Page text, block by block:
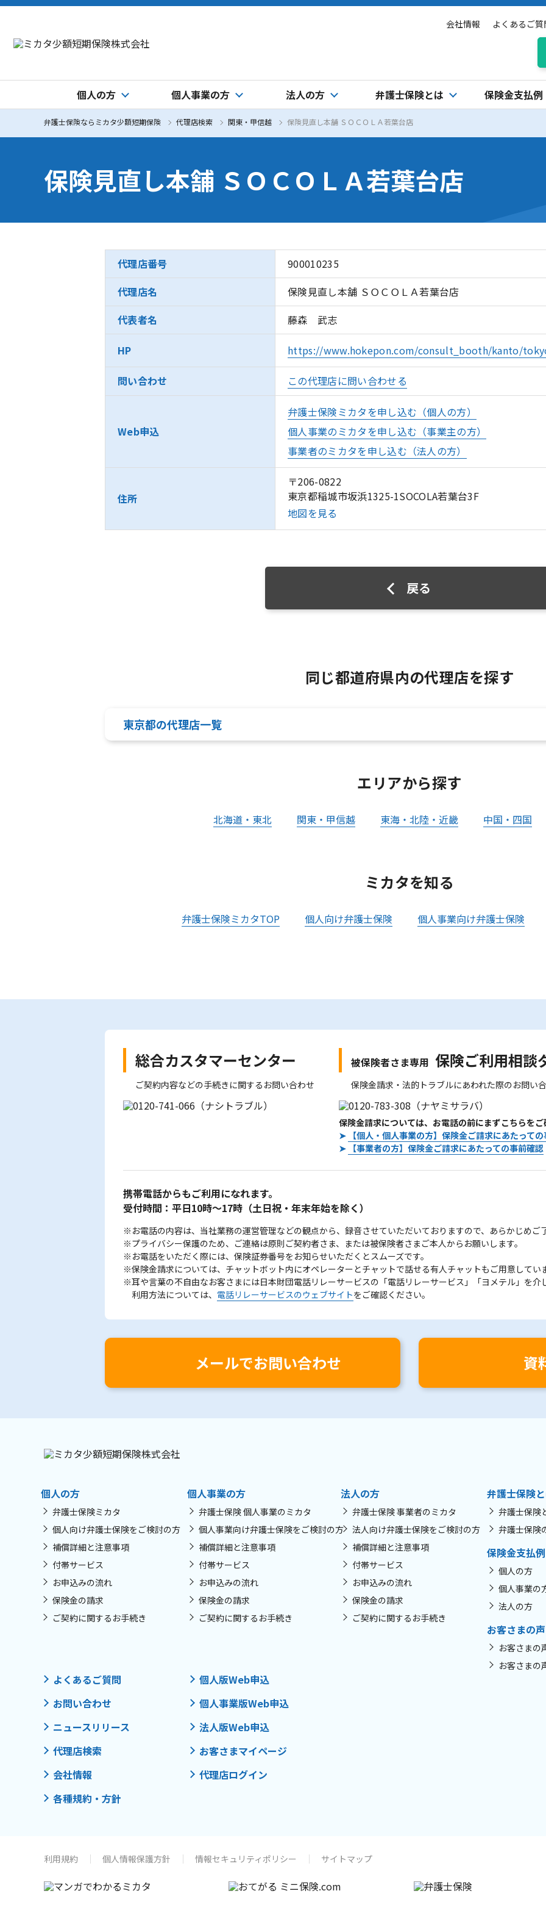
会社情報 よくあるご質
個人の方 個人事業の方 法人の方 弁護士保険とは 保険金支払例
弁護士保険ならミカタ少額短期保険 代理店検索 関東・甲信越 保険見直し本舗 ＳＯＣＯＬＡ若葉台店
保険見直し本舗 ＳＯＣＯＬＡ若葉台店
代理店番号
900010235
代理店名
保険見直し本舗 ＳＯＣＯＬＡ若葉台店
代表者名
藤森 武志
HP https://www.hokepon.com/consult_booth/kanto/
問い合わせ この代理店に問い合わせる
Web申込
弁護士保険ミカタを申し込む（個人の方）
個人事業のミカタを申し込む（事業主の方）
事業者のミカタを申し込む（法人の方）
住所
〒206-0822
東京都稲城市坂浜1325-1SOCOLA若葉台3F
地図を見る
戻る
同じ都道府県内の代理店を探す
東京都の代理店一覧
エリアから探す
北海道・東北 関東・甲信越 東海・北陸・近畿 中国・四国
ミカタを知る
弁護士保険ミカタTOP 個人向け弁護士保険 個人事業向け弁護士保険
総合カスタマーセンター
ご契約内容などの手続きに関するお問い合わせ
被保険者さま専用 保険ご利用相談
保険金請求・法的トラブルにあわれた際のお問い
保険金請求については、お電話の前にまずこちらをご
➤ 【個人・個人事業の方】保険金ご請求にあたって
➤ 【事業者の方】保険金ご請求にあたっての事前確認
携帯電話からもご利用になれます。
受付時間：平日10時～17時 （土日祝・年末年始を除く）
※お電話の内容は、当社業務の運営管理などの観点から、録音させていただいておりますので、あらかじめご
※プライバシー保護のため、ご連絡は原則ご契約者さま、または被保険者さまご本人からお願いします。
※お電話をいただく際には、保険証券番号をお知らせいただくとスムーズです。
※保険金請求については、チャットボット内にオペレーターとチャットで話せる有人チャットもご用意してい
※耳や言葉の不自由なお客さまには日本財団電話リレーサービスの「電話リレーサービス」「ヨメテル」を介
利用方法については、 電話リレーサービスのウェブサイトをご確認ください。
メールでお問い合わせ 資
個人の方
弁護士保険ミカタ
個人向け弁護士保険をご検討の方
補償詳細と注意事項
付帯サービス
お申込みの流れ
保険金の請求
ご契約に関するお手続き
個人事業の方
弁護士保険 個人事業のミカタ
個人事業向け弁護士保険をご検討の方
補償詳細と注意事項
付帯サービス
お申込みの流れ
保険金の請求
ご契約に関するお手続き
法人の方
弁護士保険 事業者のミカタ
法人向け弁護士保険をご検討の方
補償詳細と注意事項
付帯サービス
お申込みの流れ
保険金の請求
ご契約に関するお手続き
弁護士保険
弁護士保険
弁護士保険
保険金支払例
個人の方
個人事業の
法人の方
お客さまの声
お客さまの
お客さまの
よくあるご質問
お問い合わせ
ニュースリリース
代理店検索
会社情報
各種規約・方針
個人版Web申込
個人事業版Web申込
法人版Web申込
お客さまマイページ
代理店ログイン
利用規約 個人情報保護方針 情報セキュリティポリシー サイトマップ